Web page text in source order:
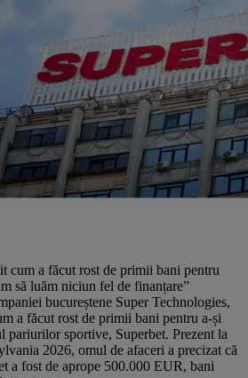
cum a făcut rost de primii bani pentru
să luăm niciun fel de finanțare”
bucureștene Super Technologies,
a făcut rost de primii bani pentru a-și
pariurilor sportive, Superbet. Prezent la
2026, omul de afaceri a precizat că
a fost de aprope 500.000 EUR, bani